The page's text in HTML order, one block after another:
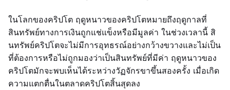
ในโลกของคริปโต ฤดูหนาวของคริปโตหมายถึงฤดูกาลที่
สินทรัพย์ทางการเงินถูกแช่แข็งหรือมีมูลค่า ในช่วงเวลานี้ สิ
นทรัพย์คริปโตจะไม่มีการอุทธรณ์อย่างกว้างขวางและไม่เป็น
ที่ต้องการหรือไม่ถูกมองว่าเป็นสินทรัพย์ที่มีค่า ฤดูหนาวของ
คริปโตมักจะพบเห็นได้ระหว่างวัฏจักรขาขึ้นสองครั้ง เมื่อเกิด
ความแตกตื่นในตลาดคริปโตสิ้นสุดลง